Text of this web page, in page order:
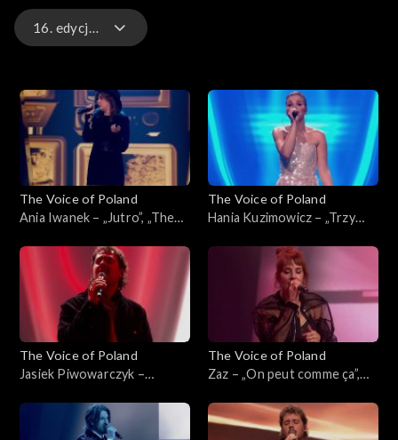
16. edycja – występy
16. edycja
15. edycja
The Voice of Poland
Ania Iwanek – „Jutro”, „The
listopada 2025
The Voice of Poland
Hania Kuzimowicz – „Trzy
Poland”, Finał, 29 listopada
The Voice of Poland
Jasiek Piwowarczyk –
Poland”, Finał, 29 listopada
The Voice of Poland
Zaz – „On peut comme ça”,
29 listopada 2025